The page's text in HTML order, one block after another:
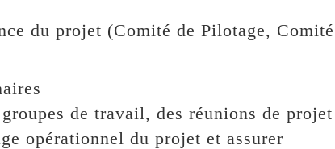
du projet (Comité de Pilotage, Comité
de travail, des réunions de projet
opérationnel du projet et assurer